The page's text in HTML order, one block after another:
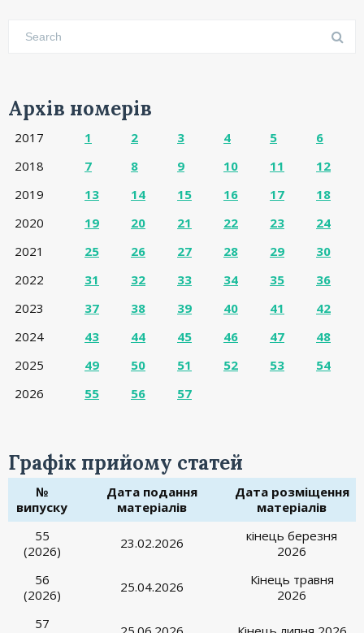
Архів номерів
2017 1 2 3 4 5
6
2018
7 8 9 10 11
12
2019
13 14 15 16 17
18
2020
19 20 21 22 23
24
2021
25 26 27 28 29
30
2022
31 32 33 34 35
36
2023
37 38 39 40 41
42
2024
43 44 45 46 47
48
2025
49 50 51 52 53
54
2026
55 56 57
Графік прийому статей
№
випуску
Дата подання
матеріалів
Дата розміщення
матеріалів
55
(2026)
23.02.2026
кінець березня
2026
56
(2026)
25.04.2026
Кінець травня
2026
57